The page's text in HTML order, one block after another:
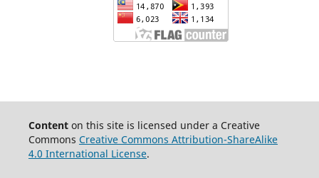
Contenton this site is licensed under a Creative
Commons Creative Commons Attribution-ShareAlike
4.0 International License.